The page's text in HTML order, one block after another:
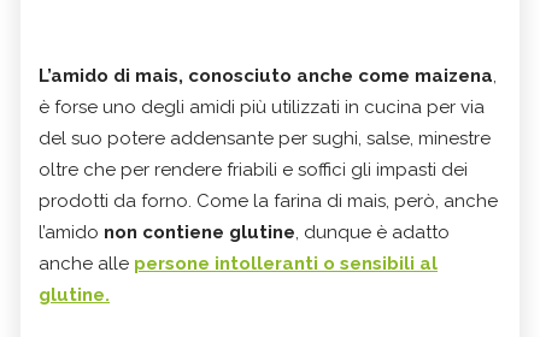
L’amido di mais, conosciuto anche come maizena,
è forse uno degli amidi più utilizzati in cucina per via
del suo potere addensante per sughi, salse, minestre
oltre che per rendere friabili e soffici gli impasti dei
prodotti da forno. Come la farina di mais, però, anche
l’amido non contiene glutine, dunque è adatto
anche alle persone intolleranti o sensibili al
glutine.